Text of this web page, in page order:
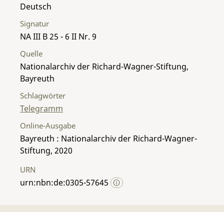
Deutsch
Signatur
NA III B 25 - 6 II Nr. 9
Quelle
Nationalarchiv der Richard-Wagner-Stiftung,
Bayreuth
Schlagwörter
Telegramm
Online-Ausgabe
Bayreuth : Nationalarchiv der Richard-Wagner-
Stiftung, 2020
URN
urn:nbn:de:0305-57645